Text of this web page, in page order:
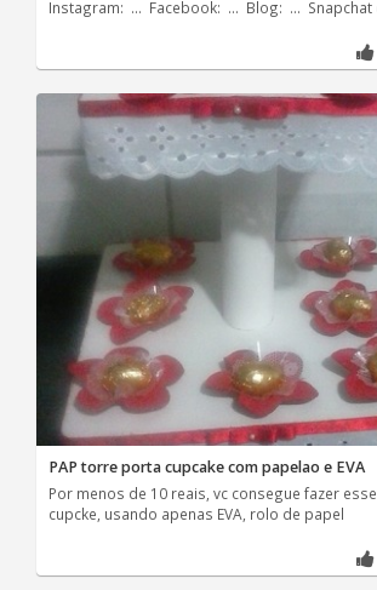
Instagram: ... Facebook: ... Blog: ... Snapchat
PAP torre porta cupcake com papelao e EVA
Por menos de 10 reais, vc consegue fazer
cupcke, usando apenas EVA, rolo de papel